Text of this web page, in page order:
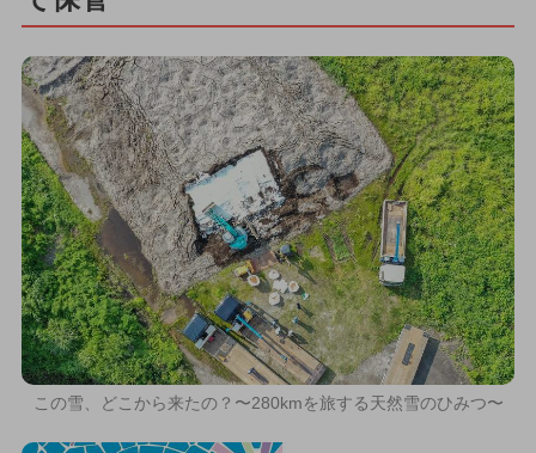
この雪、どこから来たの？〜280kmを旅する天然雪のひみつ〜